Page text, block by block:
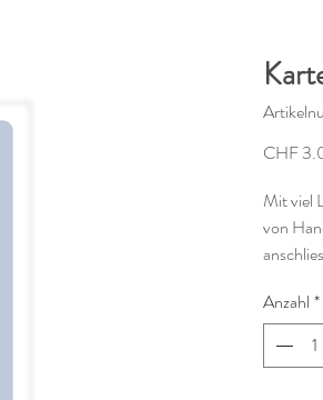
CHF
Mit viel
von
Die
und ist
Anzahl *